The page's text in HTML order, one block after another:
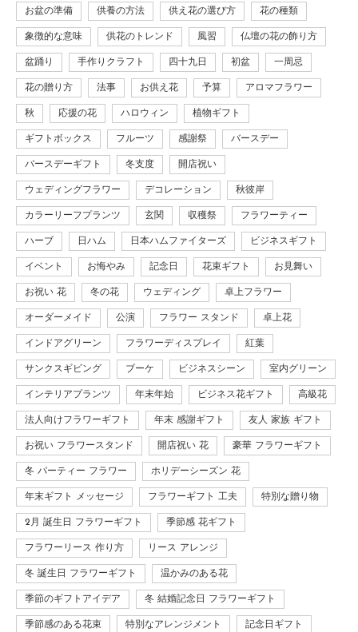
お盆の準備 供養の方法 供え花の選び方 花の種類
象徴的な意味 供花のトレンド 風習 仏壇の花の飾り方
盆踊り 手作りクラフト 四十九日 初盆 一周忌
花の贈り方 法事 お供え花 予算 アロマフラワー
秋 応援の花 ハロウィン 植物ギフト
ギフトボックス フルーツ 感謝祭 バースデー
バースデーギフト 冬支度 開店祝い
ウェディングフラワー デコレーション 秋彼岸
カラーリーフプランツ 玄関 収穫祭 フラワーティー
ハーブ 日ハム 日本ハムファイターズ ビジネスギフト
イベント お悔やみ 記念日 花束ギフト お見舞い
お祝い 花 冬の花 ウェディング 卓上フラワー
オーダーメイド 公演 フラワー スタンド 卓上花
インドアグリーン フラワーディスプレイ 紅葉
サンクスギビング ブーケ ビジネスシーン 室内グリーン
インテリアプランツ 年末年始 ビジネス花ギフト 高級花
法人向けフラワーギフト 年末 感謝ギフト 友人 家族 ギフト
お祝い フラワースタンド 開店祝い 花 豪華 フラワーギフト
冬 パーティー フラワー ホリデーシーズン 花
年末ギフト メッセージ フラワーギフト 工夫 特別な贈り物
2月 誕生日 フラワーギフト 季節感 花ギフト
フラワーリース 作り方 リース アレンジ
冬 誕生日 フラワーギフト 温かみのある花
季節のギフトアイデア 冬 結婚記念日 フラワーギフト
季節感のある花束 特別なアレンジメント 記念日ギフト